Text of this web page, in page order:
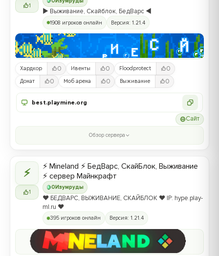
1
▶️ Выживание, Скайблок, БедВарс ◀️
1908 игроков онлайн Версия: 1.21.4
Хардкор 0 Ивенты 0 Floodprotect 0
Донат 0 Моб арена 0 Выживание 0
best.playmine.org
Сайт
Обзор сервера
⚡
1
0 Изумруды
⚡ Mineland ⚡ БедВарс, СкайБлок, Выживание
⚡ сервер Майнкрафт
❤️ БЕДВАРС, ВЫЖИВАНИЕ, СКАЙБЛОК ❤️ IP: hype.play-
ml.ru ❤️
395 игроков онлайн Версия: 1.21.4